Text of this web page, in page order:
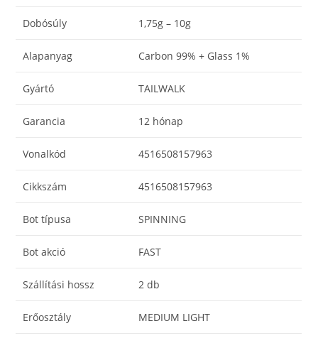
Dobósúly 1,75g – 10g
Alapanyag Carbon 99% + Glass 1%
Gyártó TAILWALK
Garancia 12 hónap
Vonalkód 4516508157963
Cikkszám 4516508157963
Bot típusa SPINNING
Bot akció FAST
Szállítási hossz 2 db
Erőosztály MEDIUM LIGHT